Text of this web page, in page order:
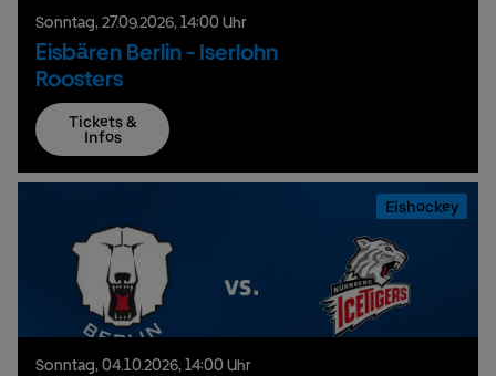
Sonntag,27.09.2026,14:00 Uhr
Eisbären Berlin - Iserlohn
Roosters
Tickets &
Infos
Eishockey
Sonntag,04.10.2026,14:00 Uhr